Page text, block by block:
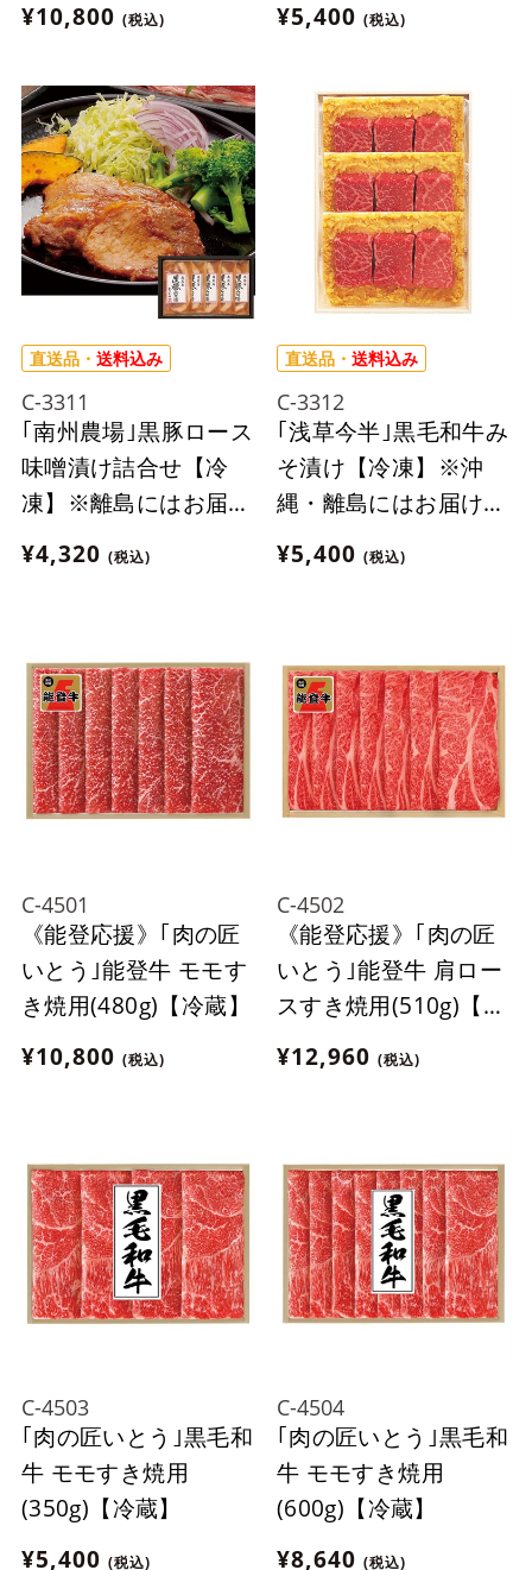
ん。
¥10,800 (税込)
ん。
¥5,400 (税込)
直送品・ 送料込み
C-3311
｢南州農場｣黒豚ロース
味噌漬け詰合せ【冷
凍】※離島にはお届け
出来ません。
¥4,320 (税込)
直送品・ 送料込み
C-3312
｢浅草今半｣黒毛和牛み
そ漬け【冷凍】※沖
縄・離島にはお届け出
来ません。
¥5,400 (税込)
C-4501
《能登応援》｢肉の匠
いとう｣能登牛 モモす
き焼用(480g)【冷蔵】
¥10,800 (税込)
C-4502
《能登応援》｢肉の匠
いとう｣能登牛 肩ロー
スすき焼用(510g)【冷
蔵】
¥12,960 (税込)
C-4503
｢肉の匠いとう｣黒毛和
牛 モモすき焼用
(350g)【冷蔵】
¥5,400 (税込)
C-4504
｢肉の匠いとう｣黒毛和
牛 モモすき焼用
(600g)【冷蔵】
¥8,640 (税込)